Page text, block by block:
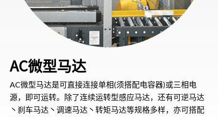
AC微型马达
AC微型马达是可直接连接单相(须搭配电容器)或三相电
源，即可运转。除了连续运转型感应马达，还有可逆马达
丶刹车马达丶调速马达丶转矩马达等规格多样，亦可搭配